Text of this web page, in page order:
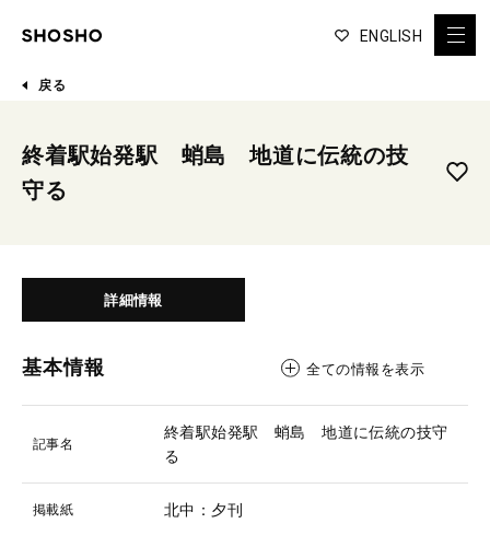
ENGLISH
戻る
終着駅始発駅 蛸島 地道に伝統の技
守る
詳細情報
基本情報 全ての情報を表示
記事名
終着駅始発駅 蛸島 地道に伝統の技守
る
掲載紙 北中：夕刊